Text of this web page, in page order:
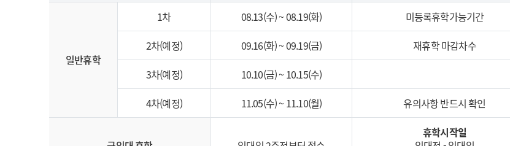
일반휴학
1차 08.13(수) ~ 08.19(화)
미등록휴학가능기간
2차(예정) 09.16(화) ~ 09.19(금)
재휴학 마감차수
3차(예정)
10.10(금) ~ 10.15(수)
4차(예정)
11.05(수) ~ 11.10(월) 유의사항 반드시 확인
휴학시작일